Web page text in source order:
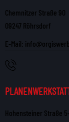
Chemnitzer Straße 90
09247 Röhrsdorf
E-Mail:
Hohensteiner Straße